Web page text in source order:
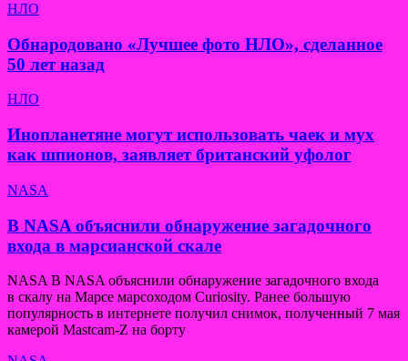
НЛО
Обнародовано «Лучшее фото НЛО», сделанное
50 лет назад
НЛО
Инопланетяне могут использовать чаек и мух
как шпионов, заявляет британский уфолог
NASA
В NASA объяснили обнаружение загадочного
входа в марсианской скале
NASA В NASA объяснили обнаружение загадочного входа
в скалу на Марсе марсоходом Curiosity. Ранее большую
популярность в интернете получил снимок, полученный 7 мая
камерой Mastcam-Z на борту